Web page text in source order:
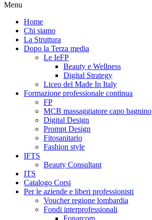
Menu
Home
Chi siamo
La Struttura
Dopo la Terza media
Le IeFP
Beauty e Wellness
Digital Strategy
Liceo del Made In Italy
Formazione professionale continua
FP
MCB massaggiatore capo bagnino
Digital Design
Prompt Design
Fitosanitario
Fashion style
IFTS
Beauty Consultant
ITS
Catalogo Corsi
Per le aziende e liberi professionisti
Voucher regione lombardia
Fondi interprofessionali
Fonarcom